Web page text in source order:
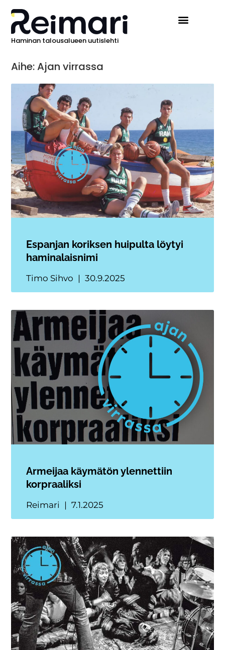
Haminan talousalueen uutislehti
Aihe: Ajan virrassa
Espanjan koriksen huipulta löytyi
haminalaisnimi
Timo Sihvo 30.9.2025
Armeijaa käymätön ylennettiin
korpraaliksi
Reimari 7.1.2025